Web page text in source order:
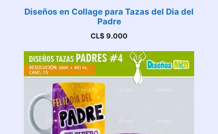
Diseños en Collage para Tazas del Dia del
Padre
CL$ 9.000